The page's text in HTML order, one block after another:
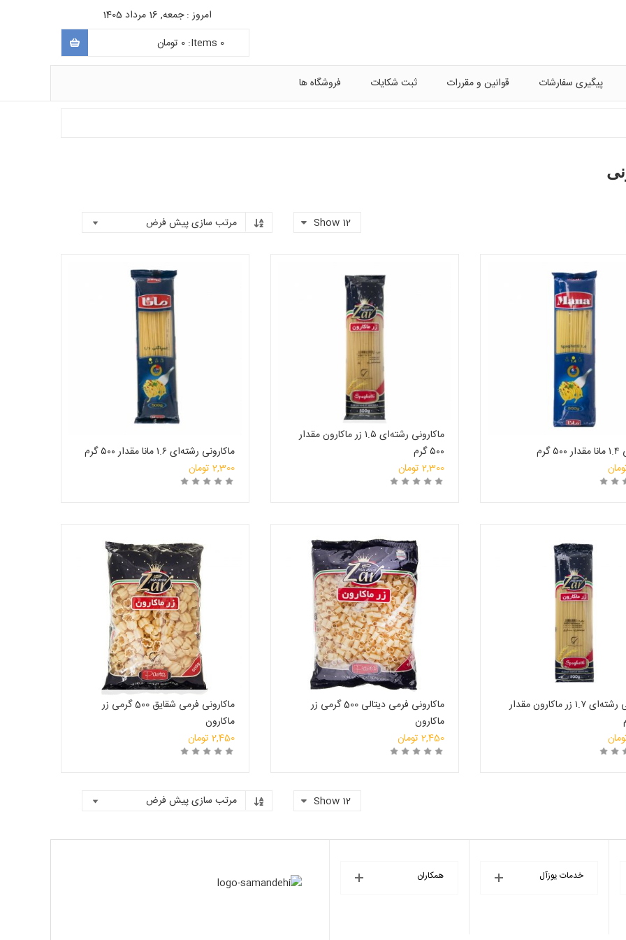
امروز : جمعه, 16 مرداد 1405
0
Items:
0 تومان
پیگیری سفارشات قوانین و مقررات ثبت شکایات فروشگاه ها
Show 12
ماکارونی رشته‌ای ۱.۵ زر‌ ماکارون مقدار
۵۰۰ گرم
2,300 تومان
ماکارونی رشته‌ای ۱.۶ مانا مقدار ۵۰۰ گرم
2,300 تومان
ماکارونی رشته‌ای ۱.۷ زر‌ ماکارون مقدار
ماکارونی فرمی دیتالی 500 گرمی زر
ماکارون
2,450 تومان
ماکارونی فرمی شقایق 500 گرمی زر‌
ماکارون
2,450 تومان
Show 12
خدمات یوزآل همکاران